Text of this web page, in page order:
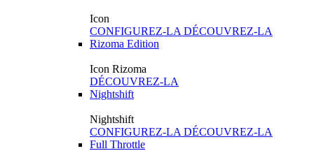
Icon
CONFIGUREZ-LA DÉCOUVREZ-LA
Rizoma Edition
Icon Rizoma
DÉCOUVREZ-LA
Nightshift
Nightshift
CONFIGUREZ-LA DÉCOUVREZ-LA
Full Throttle